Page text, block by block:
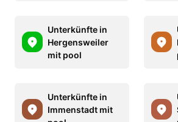
Unterkünfte in
Hergensweiler
mit pool
Unterkünfte in
Immenstadt mit